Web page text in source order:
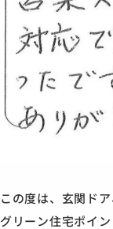
この度は、玄関ド
グリーン住宅ポイ